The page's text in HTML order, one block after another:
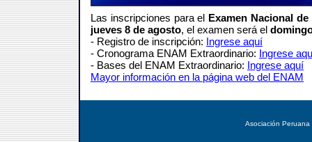
Las inscripciones para el Examen Nacional
jueves 8 de agosto, el examen será el
- Registro de inscripción: Ingrese aquí
- Cronograma ENAM Extraordinario: Ingrese
- Bases del ENAM Extraordinario: Ingrese aquí
Mayor información en la página web del ENAM
Asociación Peruana